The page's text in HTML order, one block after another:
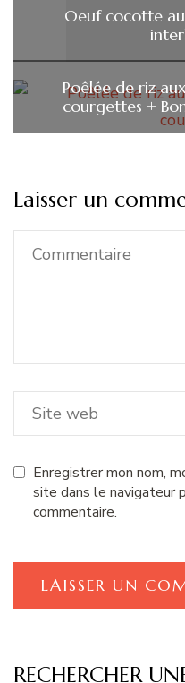
Oeuf cocotte
Poêlée de riz
courgettes +
Laisser un
Enregistrer mon nom,
site dans le navigateur
commentaire.
RECHERCHER